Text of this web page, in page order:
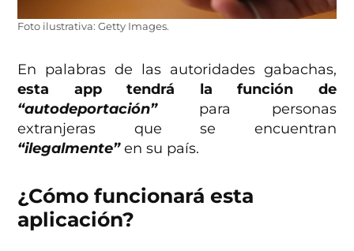
Foto ilustrativa: Getty Images.
En palabras de las autoridades gabachas,
esta app tendrá la función de
“autodeportación”para personas
extranjeras que se encuentran
“ilegalmente”en su país.
¿Cómo funcionará esta
aplicación?